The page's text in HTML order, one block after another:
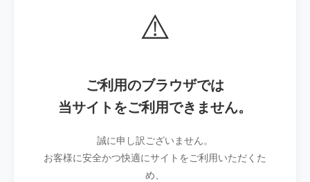
⚠️
ご利用のブラウザでは
当サイトをご利用できません。
誠に申し訳ございません。
お客様に安全かつ快適にサイトをご利用いただくた
め、